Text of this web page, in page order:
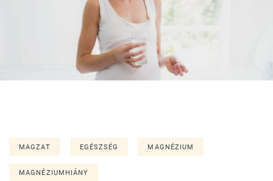
MAGZAT EGÉSZSÉG MAGNÉZIUM
MAGNÉZIUMHIÁNY